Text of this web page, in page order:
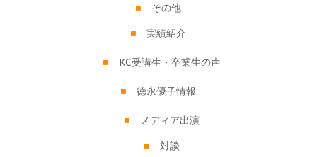
その他
実績紹介
KC受講生・卒業生の声
徳永優子情報
メディア出演
対談